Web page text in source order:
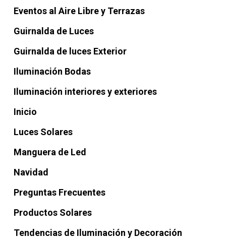
Eventos al Aire Libre y Terrazas
Guirnalda de Luces
Guirnalda de luces Exterior
Iluminación Bodas
Iluminación interiores y exteriores
Inicio
Luces Solares
Manguera de Led
Navidad
Preguntas Frecuentes
Productos Solares
Tendencias de Iluminación y Decoración